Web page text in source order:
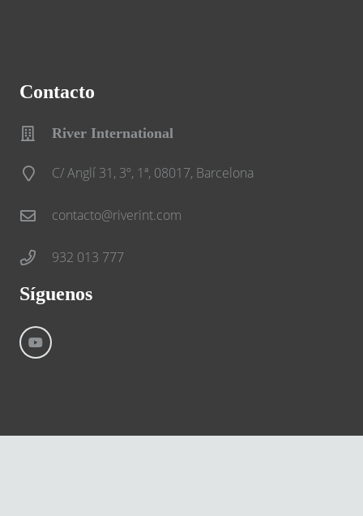
Contacto
River International
C/ Anglí 31, 3º, 1ª, 08017, Barcelona
contacto@riverint.com
932 013 777
Síguenos